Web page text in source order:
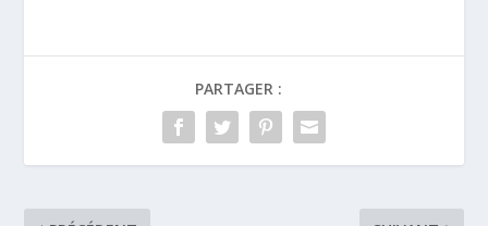
PARTAGER :